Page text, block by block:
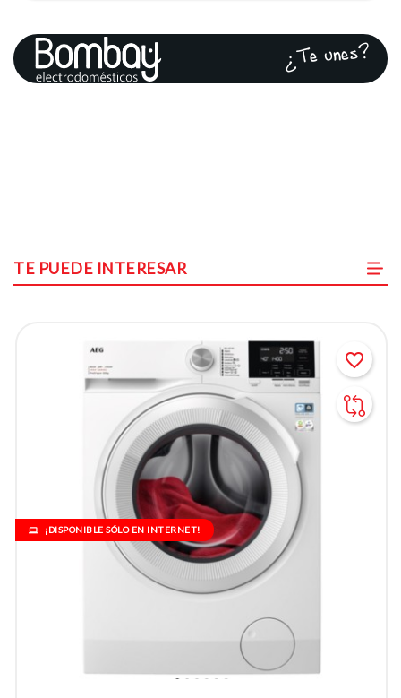
¿Te unes?
TE PUEDE INTERESAR
¡DISPONIBLE SÓLO EN INTERNET!
favorite_border